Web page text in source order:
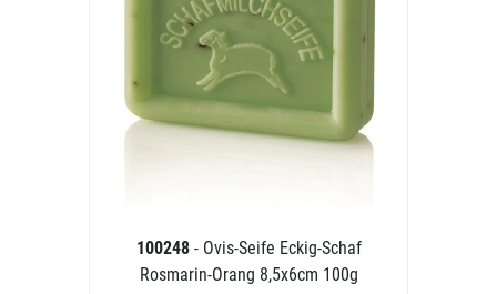
100248 - Ovis-Seife Eckig-Schaf
Rosmarin-Orang 8,5x6cm 100g